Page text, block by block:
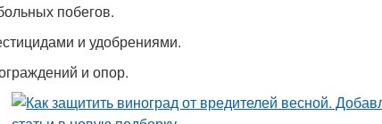
побегов.
и удобрениями.
и опор.